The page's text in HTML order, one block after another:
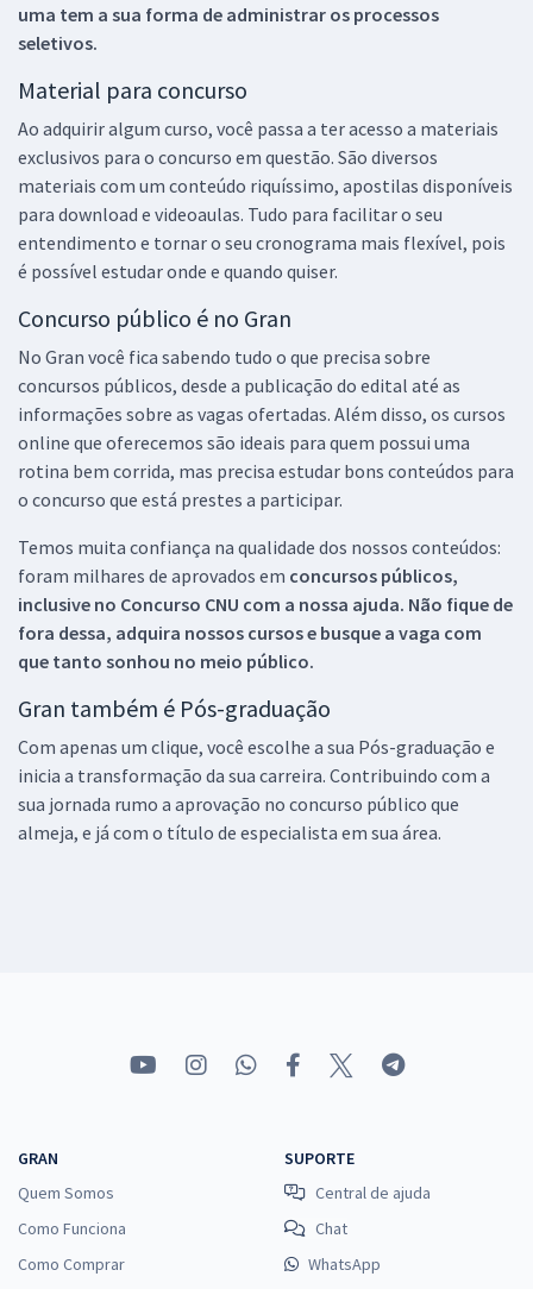
uma tem a sua forma de administrar os processos
seletivos.
Material para concurso
Ao adquirir algum curso, você passa a ter acesso a materiais
exclusivos para o concurso em questão. São diversos
materiais com um conteúdo riquíssimo, apostilas disponíveis
para download e videoaulas. Tudo para facilitar o seu
entendimento e tornar o seu cronograma mais flexível, pois
é possível estudar onde e quando quiser.
Concurso público é no Gran
No Gran você fica sabendo tudo o que precisa sobre
concursos públicos, desde a publicação do edital até as
informações sobre as vagas ofertadas. Além disso, os cursos
online que oferecemos são ideais para quem possui uma
rotina bem corrida, mas precisa estudar bons conteúdos para
o concurso que está prestes a participar.
Temos muita confiança na qualidade dos nossos conteúdos:
foram milhares de aprovados em concursos públicos,
inclusive no Concurso CNU com a nossa ajuda. Não fique de
fora dessa, adquira nossos cursos e busque a vaga com
que tanto sonhou no meio público.
Gran também é Pós-graduação
Com apenas um clique, você escolhe a sua Pós-graduação e
inicia a transformação da sua carreira. Contribuindo com a
sua jornada rumo a aprovação no concurso público que
almeja, e já com o título de especialista em sua área.
GRAN
Quem Somos
Como Funciona
Como Comprar
SUPORTE
Central de ajuda
Chat
WhatsApp